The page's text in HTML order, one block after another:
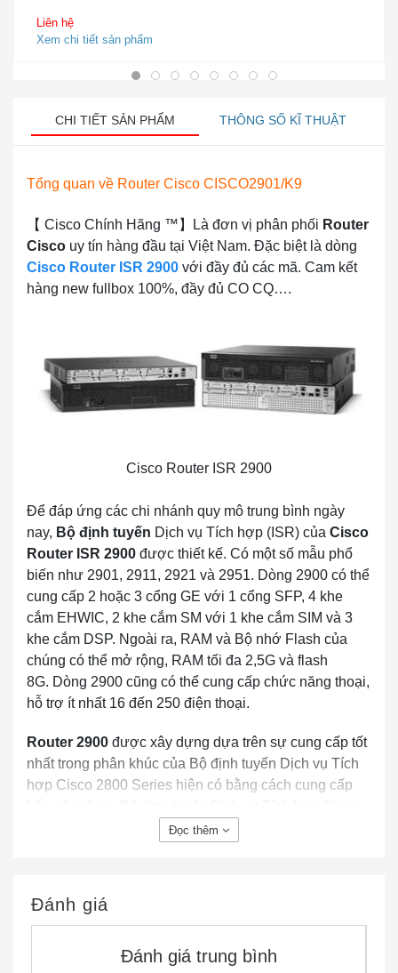
Liên hệ
Xem chi tiết sản phẩm
CHI TIẾT SẢN PHẨM THÔNG SỐ KĨ THUẬT
Tổng quan về Router Cisco CISCO2901/K9
【 Cisco Chính Hãng ™】Là đơn vị phân phối Router
Cisco uy tín hàng đầu tại Việt Nam. Đặc biệt là dòng
Cisco Router ISR 2900 với đầy đủ các mã. Cam kết
hàng new fullbox 100%, đầy đủ CO CQ….
Cisco Router ISR 2900
Để đáp ứng các chi nhánh quy mô trung bình ngày
nay, Bộ định tuyến Dịch vụ Tích hợp (ISR) của Cisco
Router ISR 2900 được thiết kế. Có một số mẫu phổ
biến như 2901, 2911, 2921 và 2951. Dòng 2900 có thể
cung cấp 2 hoặc 3 cổng GE với 1 cổng SFP, 4 khe
cắm EHWIC, 2 khe cắm SM với 1 khe cắm SIM và 3
khe cắm DSP. Ngoài ra, RAM và Bộ nhớ Flash của
chúng có thể mở rộng, RAM tối đa 2,5G và flash
8G. Dòng 2900 cũng có thể cung cấp chức năng thoại,
hỗ trợ ít nhất 16 đến 250 điện thoại.
Router 2900 được xây dựng dựa trên sự cung cấp tốt
nhất trong phân khúc của Bộ định tuyến Dịch vụ Tích
hợp Cisco 2800 Series hiện có bằng cách cung cấp
2901, 2911, 2921 và 2951.
lên đến 75 Mbps.
MultigiGabit (MGF)cho phép giao tiếp giữa mô-
Đọc thêm
Đánh giá
Đánh giá trung bình